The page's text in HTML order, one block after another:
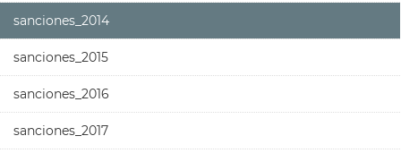
sanciones_2014
sanciones_2015
sanciones_2016
sanciones_2017